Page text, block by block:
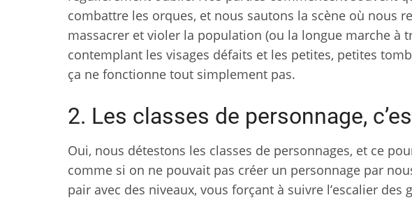
combattre les orques, et nous sautons la scène où nous
massacrer et violer la population (ou la longue marche à
contemplant les visages défaits et les petites, petites
ça ne fonctionne tout simplement pas.
2. Les classes de personnage,
Oui, nous détestons les classes de personnages, et ce
comme si on ne pouvait pas créer un personnage par
pair avec des niveaux, vous forçant à suivre l’escalier des